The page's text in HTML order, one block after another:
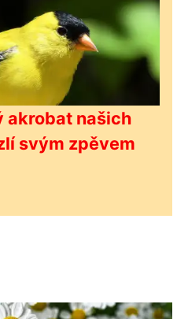
akrobat našich
svým zpěvem